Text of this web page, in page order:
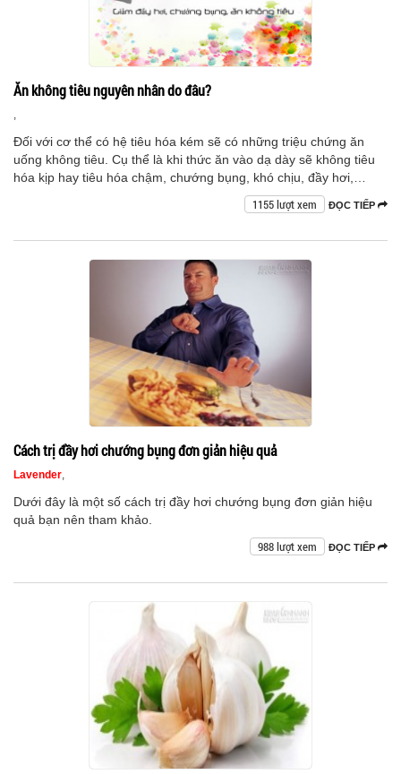
Ăn không tiêu nguyên nhân do đâu?
,
Đối với cơ thể có hệ tiêu hóa kém sẽ có những triệu chứng ăn
uống không tiêu. Cụ thể là khi thức ăn vào dạ dày sẽ không tiêu
hóa kịp hay tiêu hóa chậm, chướng bụng, khó chịu, đầy hơi,…
ĐỌC TIẾP
1155 lượt xem
Cách trị đầy hơi chướng bụng đơn giản hiệu quả
Lavender,
Dưới đây là một số cách trị đầy hơi chướng bụng đơn giản hiệu
quả bạn nên tham khảo.
ĐỌC TIẾP
988 lượt xem